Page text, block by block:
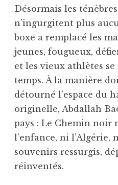
Désormais les
n’ingurgitent plus
boxe a remplacé les
jeunes, fougueux,
et les vieux athlètes
temps. À la manière
détourné l’espace du
originelle, Abdallah
pays : Le Chemin noir
l’enfance, ni l’Algérie,
souvenirs ressurgis,
réinventés.